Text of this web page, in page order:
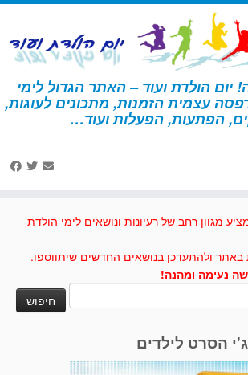
יום הולדת ועוד – האתר הגדול לימי
עצמית הזמנות, מתכונים לעוגות,
הפתעות, הפעלות ועוד…
אסקימואית מגליל נייר
מגוון רחב של רעיונות ונושאים לימי הולדת
ולהתעדכן בנושאים החדשים שיתווספו.
נעימה ומהנה!
הסרט לילדים